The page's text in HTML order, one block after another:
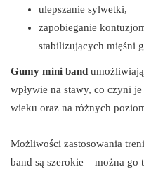
ulepszanie sylwetki,
zapobieganie
stabilizujących mięśni
Gumy mini band
wpływie na stawy, co czyni
wieku oraz na różnych
Możliwości zastosowania
band są szerokie – można go